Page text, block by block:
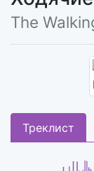
The
Треклист